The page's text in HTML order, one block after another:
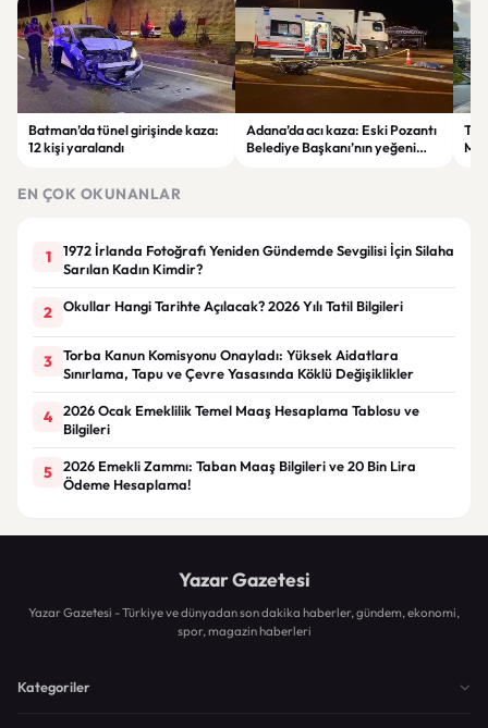
Batman’da tünel girişinde kaza:
12 kişi yaralandı
Adana’da acı kaza: Eski Pozantı
Belediye Başkanı’nın yeğeni
EN ÇOK OKUNANLAR
1
1972 İrlanda Fotoğrafı Yeniden Gündemde Sevgilisi İçin Silaha
Sarılan Kadın Kimdir?
2 Okullar Hangi Tarihte Açılacak? 2026 Yılı Tatil Bilgileri
3
Torba Kanun Komisyonu Onayladı: Yüksek Aidatlara
Sınırlama, Tapu ve Çevre Yasasında Köklü Değişiklikler
4
2026 Ocak Emeklilik Temel Maaş Hesaplama Tablosu ve
Bilgileri
5
2026 Emekli Zammı: Taban Maaş Bilgileri ve 20 Bin Lira
Ödeme Hesaplama!
Yazar Gazetesi
Yazar Gazetesi - Türkiye ve dünyadan son dakika haberler, gündem, ekonomi,
spor, magazin haberleri
Kategoriler